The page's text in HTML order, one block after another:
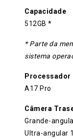
Capacidade
512GB *
* Parte da
sistema
Processador
A17 Pro
Câmera
Grande-
Ultra-angular